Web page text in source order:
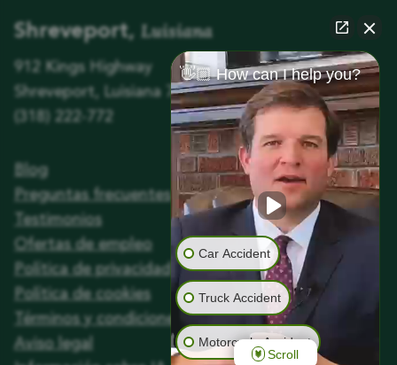
Shreveport, Luisiana
912 Kings Highway
Shreveport, Luisiana 71104
(318) 222-772
Blog
Preguntas frecuentes
Testimonios
Ofertas de empleo
Política de privacidad
Política de cookies
Términos y condiciones
Aviso legal
👋🏼 How can I help you?
Car Accident
Truck Accident
Motorcycle Accident
Scroll